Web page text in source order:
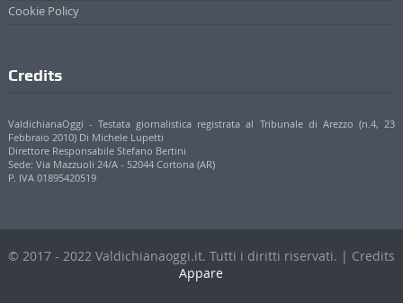
Cookie Policy
Credits
ValdichianaOggi - Testata giornalistica registrata al Tribunale di Arezzo (n.4, 23
Febbraio 2010) Di Michele Lupetti
Direttore Responsabile Stefano Bertini
Sede: Via Mazzuoli 24/A - 52044 Cortona (AR)
P. IVA 01895420519
© 2017 - 2022 Valdichianaoggi.it. Tutti i diritti riservati. | Credits
Appare